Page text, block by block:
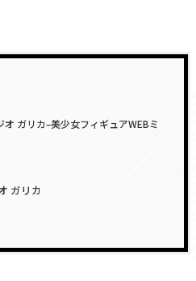
ガリカ–美少女フィギュアWEBミ
ガリカ